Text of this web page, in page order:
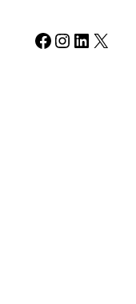
Facebook Instagram LinkedIn X